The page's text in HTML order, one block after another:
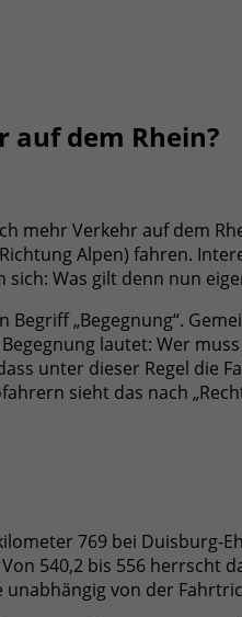
auf dem Rhein?
mehr Verkehr auf dem
Alpen) fahren.
Was gilt denn nun
„Begegnung“.
lautet: Wer
unter dieser Regel
sieht das nach
769 bei
540,2 bis 556
von der